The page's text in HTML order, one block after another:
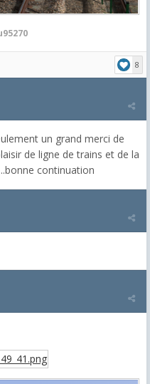
8
un grand merci de
de ligne de trains et de la
continuation